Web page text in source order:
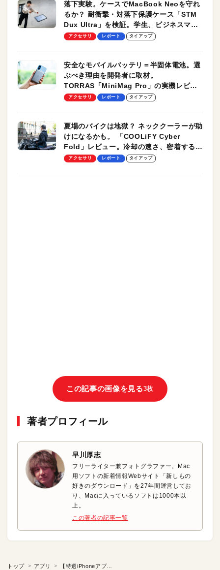
落下実験。ケースでMacBook Neoを守れ
るか？ 耐衝撃・対落下保護ケース「STM
Dux Ultra」を検証。学生、ビジネスマン
のモバイルユースに最適！
アクセサリ レポート タイアップ
安全なモバイルバッテリ＝半固体電池。選
ぶべき理由を開発者に取材。
TORRAS「MiniMag Pro」の実機レビュ
ーも
アクセサリ レポート タイアップ
夏場のバイクは地獄？ ネッククーラーが助
けになるかも。 「COOLiFY Cyber
Fold」レビュー。冷却の速さ、密着する冷
却プレート、シンプルな操作性がグッド！
アクセサリ レポート タイアップ
この記事の画像を見る3枚
著者プロフィール
早川厚志
フリーライター兼フォトグラファー。Mac
用ソフトの新着情報Webサイト「新しもの
好きのダウンロード」を27年間運営してお
り、Macに入っているソフトは1000本以
上。
この著者の記事一覧
トップ アプリ 【特選iPhoneアプリ】グラフを埋めて三日坊主を克服しよう！